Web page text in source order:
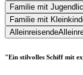
Familie mit
Familie mit
Alleinreisende
"Ein stilvolles Schiff mit